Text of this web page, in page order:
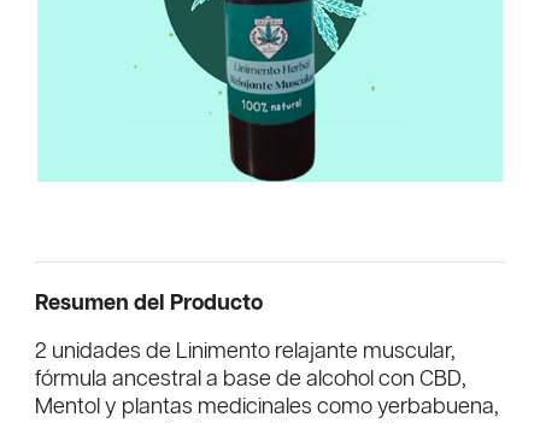
Resumen del Producto
2 unidades de Linimento relajante muscular,
fórmula ancestral a base de alcohol con CBD,
Mentol y plantas medicinales como yerbabuena,